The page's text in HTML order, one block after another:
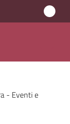
- Eventi e